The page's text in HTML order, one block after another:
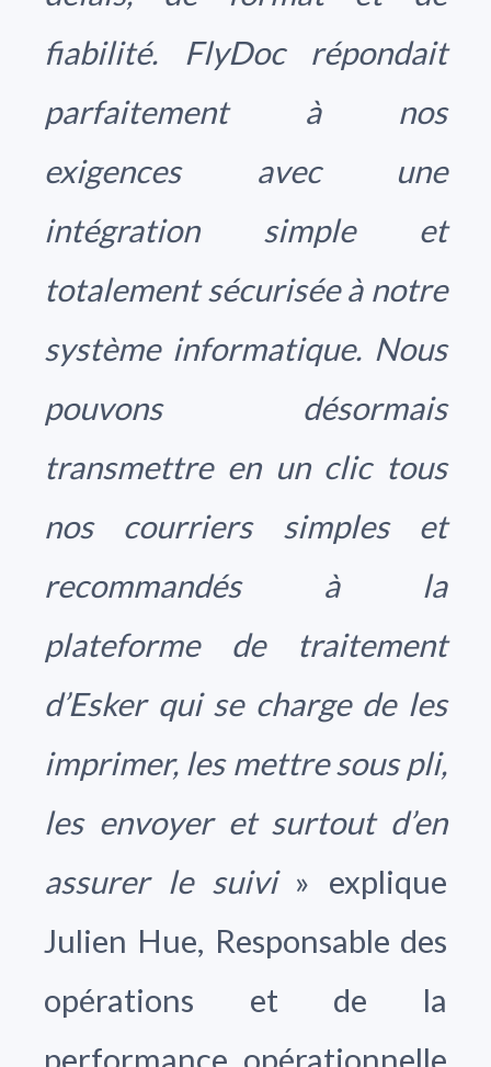
fiabilité. FlyDoc répondait
parfaitement à nos
exigences avec une
intégration simple et
totalement sécurisée à notre
système informatique. Nous
pouvons désormais
transmettre en un clic tous
nos courriers simples et
recommandés à la
plateforme de traitement
d’Esker qui se charge de les
imprimer, les mettre sous pli,
les envoyer et surtout d’en
assurer le suivi» explique
Julien Hue, Responsable des
opérations et de la
performance opérationnelle